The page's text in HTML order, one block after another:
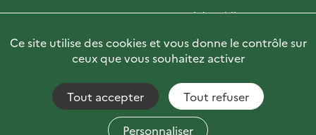
Espace presse Marchés publics
PhotoFor Briefly in English
Accessibilité : non conforme
Fils RSS
Mentions Légales
Plan du site
Ce site utilise des cookies et vous donne le contrôle sur
ceux que vous souhaitez activer
Tout accepter Tout refuser
Personnaliser